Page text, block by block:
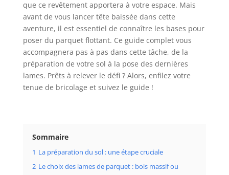
que ce revêtement apportera à votre espace. Mais
avant de vous lancer tête baissée dans cette
aventure, il est essentiel de connaître les bases pour
poser du parquet flottant. Ce guide complet vous
accompagnera pas à pas dans cette tâche, de la
préparation de votre sol à la pose des dernières
lames. Prêts à relever le défi ? Alors, enfilez votre
tenue de bricolage et suivez le guide !
Sommaire
1 La préparation du sol : une étape cruciale
2 Le choix des lames de parquet : bois massif ou